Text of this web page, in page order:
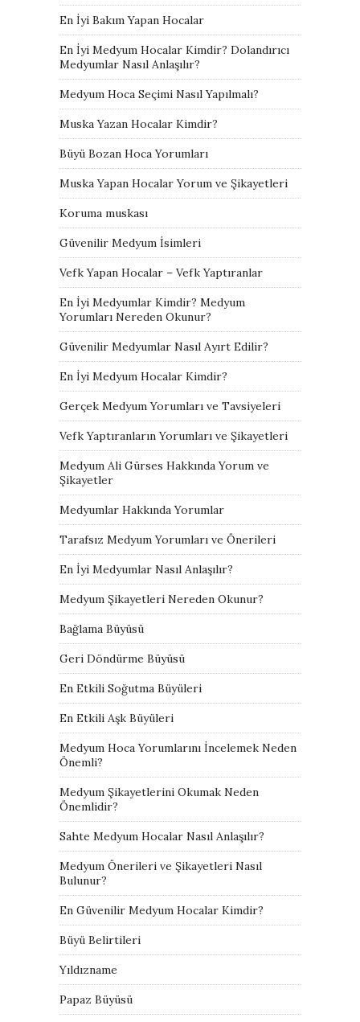
En İyi Bakım Yapan Hocalar
En İyi Medyum Hocalar Kimdir? Dolandırıcı
Medyumlar Nasıl Anlaşılır?
Medyum Hoca Seçimi Nasıl Yapılmalı?
Muska Yazan Hocalar Kimdir?
Büyü Bozan Hoca Yorumları
Muska Yapan Hocalar Yorum ve Şikayetleri
Koruma muskası
Güvenilir Medyum İsimleri
Vefk Yapan Hocalar – Vefk Yaptıranlar
En İyi Medyumlar Kimdir? Medyum
Yorumları Nereden Okunur?
Güvenilir Medyumlar Nasıl Ayırt Edilir?
En İyi Medyum Hocalar Kimdir?
Gerçek Medyum Yorumları ve Tavsiyeleri
Vefk Yaptıranların Yorumları ve Şikayetleri
Medyum Ali Gürses Hakkında Yorum ve
Şikayetler
Medyumlar Hakkında Yorumlar
Tarafsız Medyum Yorumları ve Önerileri
En İyi Medyumlar Nasıl Anlaşılır?
Medyum Şikayetleri Nereden Okunur?
Bağlama Büyüsü
Geri Döndürme Büyüsü
En Etkili Soğutma Büyüleri
En Etkili Aşk Büyüleri
Medyum Hoca Yorumlarını İncelemek Neden
Önemli?
Medyum Şikayetlerini Okumak Neden
Önemlidir?
Sahte Medyum Hocalar Nasıl Anlaşılır?
Medyum Önerileri ve Şikayetleri Nasıl
Bulunur?
En Güvenilir Medyum Hocalar Kimdir?
Büyü Belirtileri
Yıldızname
Papaz Büyüsü